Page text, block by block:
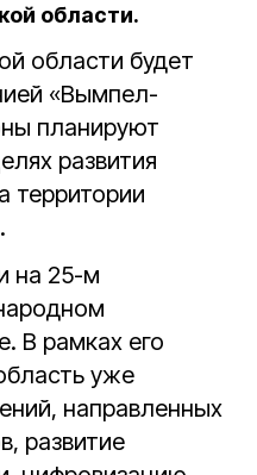
области.
области будет
«Вымпел-
планируют
развития
территории
на 25-м
В рамках его
уже
направленных
развитие